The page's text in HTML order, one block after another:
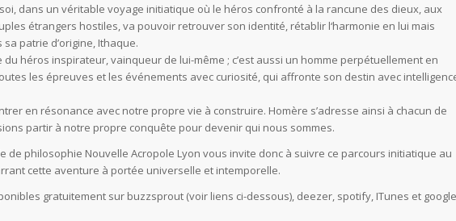
dans un véritable voyage initiatique où le héros confronté à la rancune des dieux, aux
étrangers hostiles, va pouvoir retrouver son identité, rétablir l‘harmonie en lui mais
patrie d’origine, Ithaque.
du héros inspirateur, vainqueur de lui-même ; c’est aussi un homme perpétuellement en
les épreuves et les événements avec curiosité, qui affronte son destin avec
en résonance avec notre propre vie à construire. Homère s’adresse ainsi à chacun de
partir à notre propre conquête pour devenir qui nous sommes.
de philosophie Nouvelle Acropole Lyon vous invite donc à suivre ce parcours initiatique au
cette aventure à portée universelle et intemporelle.
gratuitement sur buzzsprout (voir liens ci-dessous), deezer, spotify, ITunes et google